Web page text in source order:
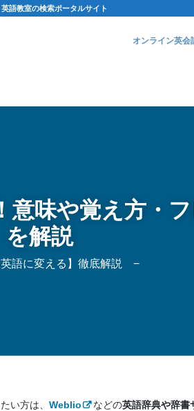
語教室の検索ポータルサイト
オンライン英会
味や覚え方・
を解説
語に変える】徹底解説 −
い方は、 Weblio などの英語辞典や辞書